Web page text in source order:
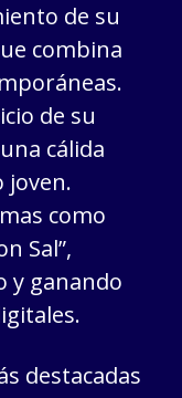
de su
combina
de su
cálida
joven.
como
Sal”,
y ganando
destacadas